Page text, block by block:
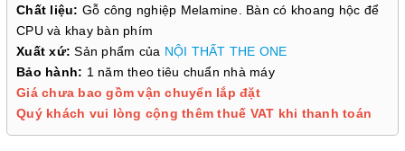
Chất liệu: Gỗ công nghiệp Melamine. Bàn có khoang hộc để
CPU và khay bàn phím
Xuất xứ: Sản phẩm của NỘI THẤT THE ONE
Bảo hành: 1 năm theo tiêu chuẩn nhà máy
Giá chưa bao gồm vận chuyển lắp đặt
Quý khách vui lòng cộng thêm thuế VAT khi thanh toán